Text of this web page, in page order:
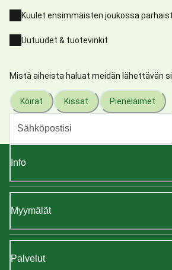
Kuulet ensimmäisten joukossa
Uutuudet & tuotevinkit
Mistä aiheista haluat meidän lähettävän
Koirat Kissat Pieneläimet
Info
Myymälät
Palvelut